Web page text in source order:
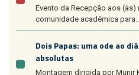
Evento da Recepção aos
comunidade acadêmica
Dois Papas: uma ode ao
absolutas
Montagem dirigida por Munir